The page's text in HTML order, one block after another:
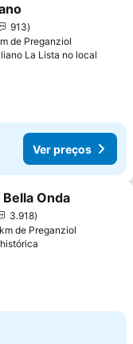
aos favoritos
913
de Preganziol
La Lista no local
Ver preços
aos favoritos
Onda
3.918
de Preganziol